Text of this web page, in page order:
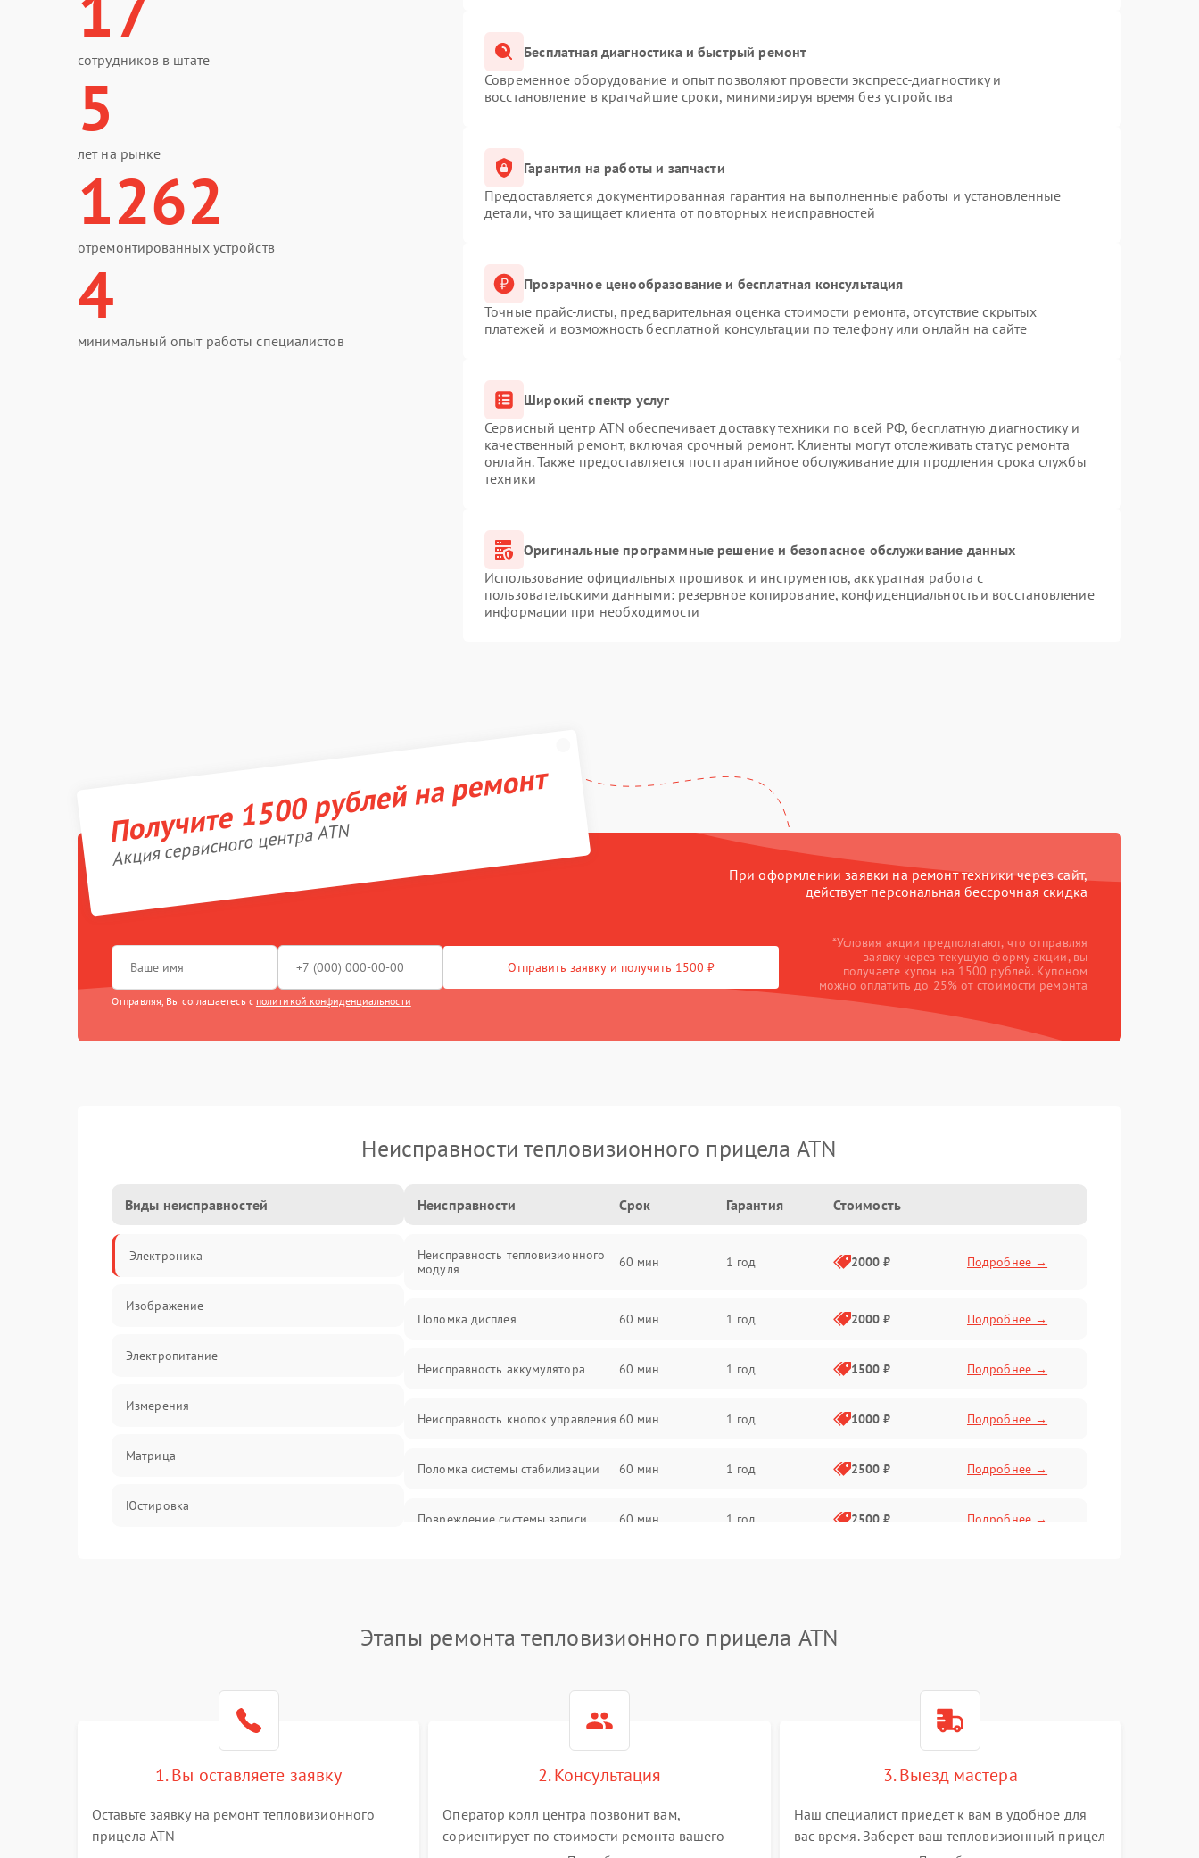
сотрудников в штате
5
лет на рынке
1262
отремонтированных устройств
4
минимальный опыт работы специалистов
Бесплатная диагностика и быстрый ремонт
Современное оборудование и опыт позволяют провести экспресс-диагностику и
восстановление в кратчайшие сроки, минимизируя время без устройства
Гарантия на работы и запчасти
Предоставляется документированная гарантия на выполненные работы и установленные
детали, что защищает клиента от повторных неисправностей
Прозрачное ценообразование и бесплатная консультация
Точные прайс-листы, предварительная оценка стоимости ремонта, отсутствие скрытых
платежей и возможность бесплатной консультации по телефону или онлайн на сайте
Широкий спектр услуг
Сервисный центр ATN обеспечивает доставку техники по всей РФ, бесплатную диагностику и
качественный ремонт, включая срочный ремонт. Клиенты могут отслеживать статус ремонта
онлайн. Также предоставляется постгарантийное обслуживание для продления срока службы
техники
Оригинальные программные решение и безопасное обслуживание данных
Использование официальных прошивок и инструментов, аккуратная работа с
пользовательскими данными: резервное копирование, конфиденциальность и восстановление
информации при необходимости
Получите 1500 рублей на ремонт
Акция сервисного центра ATN
При оформлении заявки на ремонт техники через сайт,
действует персональная бессрочная скидка
Отправить заявку и получить 1500 ₽
Отправляя, Вы соглашаетесь с политикой конфиденциальности
*Условия акции предполагают, что отправляя
заявку через текущую форму акции, вы
получаете купон на 1500 рублей. Купоном
можно оплатить до 25% от стоимости ремонта
Неисправности тепловизионного прицела ATN
Виды неисправностей
Электроника
Изображение
Электропитание
Измерения
Матрица
Юстировка
Неисправности Срок Гарантия Стоимость
Неисправность тепловизионного
модуля
60 мин 1 год 2000 ₽ Подробнее →
Поломка дисплея 60 мин 1 год 2000 ₽ Подробнее →
Неисправность аккумулятора 60 мин 1 год 1500 ₽ Подробнее →
Неисправность кнопок управления 60 мин 1 год 1000 ₽ Подробнее →
Поломка системы стабилизации 60 мин 1 год 2500 ₽ Подробнее →
Повреждение системы записи 60 мин 1 год 2500 ₽ Подробнее →
автоматического отключения
короткого замыкания
Этапы ремонта тепловизионного прицела ATN
1. Вы оставляете заявку
Оставьте заявку на ремонт тепловизионного
прицела ATN
2. Консультация
Оператор колл центра позвонит вам,
сориентирует по стоимости ремонта вашего
3. Выезд мастера
Наш специалист приедет к вам в удобное для
вас время. Заберет ваш тепловизионный прицел